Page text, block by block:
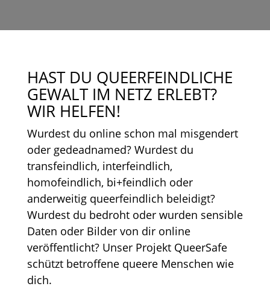
HAST DU QUEERFEINDLICHE
GEWALT IM NETZ ERLEBT?
WIR HELFEN!
Wurdest du online schon mal misgendert
oder gedeadnamed? Wurdest du
transfeindlich, interfeindlich,
homofeindlich, bi+feindlich oder
anderweitig queerfeindlich beleidigt?
Wurdest du bedroht oder wurden sensible
Daten oder Bilder von dir online
veröffentlicht? Unser Projekt QueerSafe
schützt betroffene queere Menschen wie
dich.